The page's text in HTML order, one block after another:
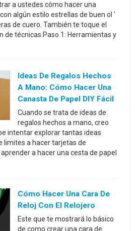
a ustedes cómo hacer una
algún estilo estrellas de buen ol '
de cuero. También te toque el
de técnicas.Paso 1: Herramientas y
Ideas De Regalos Hechos
A Mano: Cómo Hacer Una
Canasta De Papel DIY Fácil
Cuando se trata de ideas de
regalos hechos a mano, creo
intentar explorar tantas ideas
limites a hacer tarjetas de
a hacer una cesta de papel
Cómo Hacer Una Cara De
Reloj Con El Relojero
Este que te mostrará lo básico
de como crear una cara de